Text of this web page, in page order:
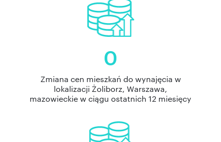
0
Zmiana cen mieszkań do wynajęcia w
lokalizacji Żoliborz, Warszawa,
mazowieckie w ciągu ostatnich 12 miesięcy